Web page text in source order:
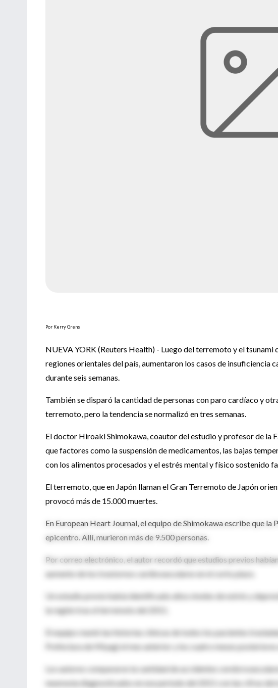
Por Kerry Grens
NUEVA YORK (Reuters Health) - Luego del terremoto y el tsunami
regiones orientales del país, aumentaron los casos de insuficiencia
durante seis semanas.
También se disparó la cantidad de personas con paro cardíaco y
terremoto, pero la tendencia se normalizó en tres semanas.
El doctor Hiroaki Shimokawa, coautor del estudio y profesor de la
que factores como la suspensión de medicamentos, las bajas
con los alimentos procesados y el estrés mental y físico sostenido
El terremoto, que en Japón llaman el Gran Terremoto de Japón
provocó más de 15.000 muertes.
En European Heart Journal, el equipo de Shimokawa escribe que
epicentro. Allí, murieron más de 9.500 personas.
Por correo electrónico, el autor recordó que estudios previos
aumento de los trastornos cardiovasculares en el corto plazo.
Un estudio previo había identificado altos niveles de estrés y
la región tras el terremoto del 2011.
El equipo reunió las historias clínicas de todos los pacientes
Prefectura de Miyagi el mes anterior y los cuatro meses posteriores
Los autores compararon la cantidad de accidentes
neumonía diagnosticados en ese período del 2011 con las cifras